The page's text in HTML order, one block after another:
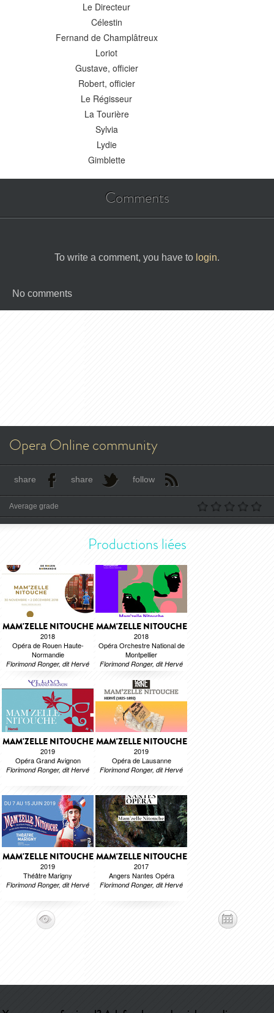
Le Directeur
Célestin
Fernand de Champlâtreux
Loriot
Gustave, officier
Robert, officier
Le Régisseur
La Tourière
Sylvia
Lydie
Gimblette
Comments
To write a comment, you have to login.
No comments
Opera Online community
share share follow
Average grade
Productions liées
MAM'ZELLE NITOUCHE
2018
Opéra de Rouen Haute-
Normandie
Florimond Ronger, dit Hervé
MAM'ZELLE NITOUCHE
2018
Opéra Orchestre National de
Montpellier
Florimond Ronger, dit Hervé
MAM'ZELLE NITOUCHE
2019
Opéra Grand Avignon
Florimond Ronger, dit Hervé
MAM'ZELLE NITOUCHE
2019
Opéra de Lausanne
Florimond Ronger, dit Hervé
MAM'ZELLE NITOUCHE
2019
Théâtre Marigny
Florimond Ronger, dit Hervé
MAM'ZELLE NITOUCHE
2017
Angers Nantes Opéra
Florimond Ronger, dit Hervé